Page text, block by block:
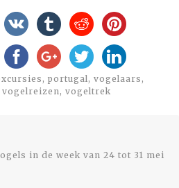
, portugal, vogelaars ,
vogelreizen, vogeltrek
post:
in de week van 24 tot 31 mei